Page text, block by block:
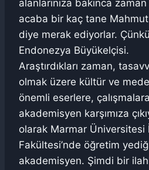
alanlarınıza bakınca
acaba bir kaç tane Mahmut
diye merak ediyorlar.
Endonezya Büyükelçisi.
Araştırdıkları zaman,
olmak üzere kültür ve
önemli eserlere,
akademisyen karşımıza
olarak Marmar Üniversitesi
Fakültesi’nde öğretim
akademisyen. Şimdi bir